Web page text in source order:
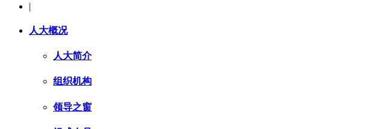
|
人大概况
人大简介
组织机构
领导之窗